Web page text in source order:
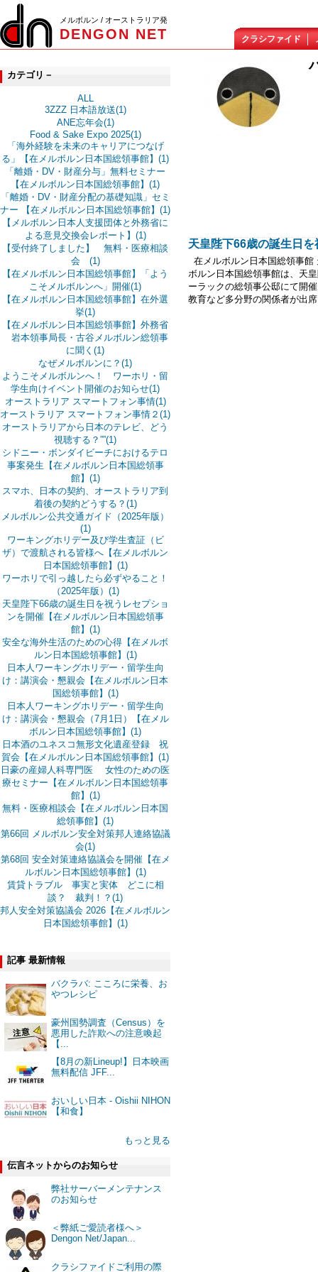
メルボルン / オーストラリア発
DENGON NET クラシファイド
カテゴリ－
ALL
3ZZZ 日本語放送(1)
ANE忘年会(1)
Food & Sake Expo 2025(1)
「海外経験を未来のキャリアにつなげ
る」【在メルボルン日本国総領事館】(1)
「離婚・DV・財産分与」無料セミナー
【在メルボルン日本国総領事館】(1)
「離婚・DV・財産分配の基礎知識」セミ
ナー 【在メルボルン日本国総領事館】(1)
【メルボルン日本人支援団体と外務省に
よる意見交換会レポート】(1)
【受付終了しました】 無料・医療相談
会 (1)
【在メルボルン日本国総領事館】「よう
こそメルボルンへ」開催(1)
【在メルボルン日本国総領事館】在外選
挙(1)
【在メルボルン日本国総領事館】外務省
岩本領事局長・古谷メルボルン総領事
に聞く(1)
なぜメルボルンに？(1)
ようこそメルボルンへ！ ワーホリ・留
学生向けイベント開催のお知らせ(1)
オーストラリア スマートフォン事情(1)
オーストラリア スマートフォン事情２(1)
オーストラリアから日本のテレビ、どう
視聴する？””(1)
シドニー・ボンダイビーチにおけるテロ
事案発生【在メルボルン日本国総領事
館】(1)
スマホ、日本の契約、オーストラリア到
着後の契約どうする？(1)
メルボルン公共交通ガイド（2025年版）
(1)
ワーキングホリデー及び学生査証（ビ
ザ）で渡航される皆様へ【在メルボルン
日本国総領事館】(1)
ワーホリで引っ越したら必ずやること！
（2025年版）(1)
天皇陛下66歳の誕生日を祝うレセプショ
ンを開催【在メルボルン日本国総領事
館】(1)
安全な海外生活のための心得【在メルボ
ルン日本国総領事館】(1)
日本人ワーキングホリデー・留学生向
け：講演会・懇親会【在メルボルン日本
国総領事館】(1)
日本人ワーキングホリデー・留学生向
け：講演会・懇親会（7月1日）【在メル
ボルン日本国総領事館】(1)
日本酒のユネスコ無形文化遺産登録 祝
賀会【在メルボルン日本国総領事館】(1)
日豪の産婦人科専門医 女性のための医
療セミナー【在メルボルン日本国総領事
館】(1)
無料・医療相談会【在メルボルン日本国
総領事館】(1)
第66回 メルボルン安全対策邦人連絡協議
会(1)
第68回 安全対策連絡協議会を開催【在メ
ルボルン日本国総領事館】(1)
賃貸トラブル 事実と実体 どこに相
談？ 裁判！？(1)
邦人安全対策協議会 2026【在メルボルン
日本国総領事館】(1)
記事 最新情報
バクラバ: こころに栄養、お
やつレシピ
豪州国勢調査（Census）を
悪用した詐欺への注意喚起
【...
【8月の新Lineup!】日本映画
無料配信 JFF...
おいしい日本 - Oishii NIHON
【和食】
もっと見る
伝言ネットからのお知らせ
弊社サーバーメンテナンス
のお知らせ
＜弊紙ご愛読者様へ＞
Dengon Net/Japan...
クラシファイドご利用の際
天皇陛下66歳の誕生日
在メルボルン日本国総領事
ボルン日本国総領事館は、天
ーラックの総領事公邸にて開
教育など多分野の関係者が出